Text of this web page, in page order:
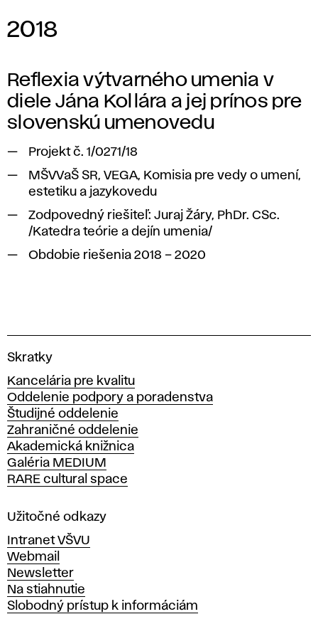
2018
Reflexia výtvarného umenia v
diele Jána Kollára a jej prínos pre
slovenskú umenovedu
Projekt č. 1/0271/18
MŠVVaŠ SR, VEGA, Komisia pre vedy o umení,
estetiku a jazykovedu
Zodpovedný riešiteľ: Juraj Žáry, PhDr. CSc.
/Katedra teórie a dejín umenia/
Obdobie riešenia 2018 – 2020
V
s
o
k
á
š
k
o
a
ý
t
v
a
r
Skratky
Kancelária pre kvalitu
Oddelenie podpory a poradenstva
Študijné oddelenie
Zahraničné oddelenie
Akademická knižnica
Galéria MEDIUM
RARE cultural space
Užitočné odkazy
Intranet VŠVU
Webmail
Newsletter
Na stiahnutie
Slobodný prístup k informáciám